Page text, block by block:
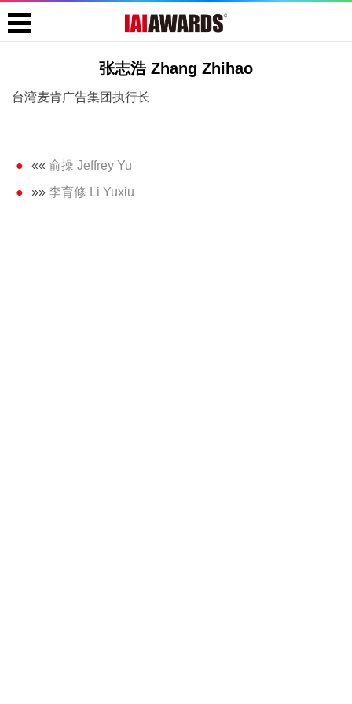
张志浩 Zhang Zhihao
台湾麦肯广告集团执行长
«« 俞操 Jeffrey Yu
»» 李育修 Li Yuxiu